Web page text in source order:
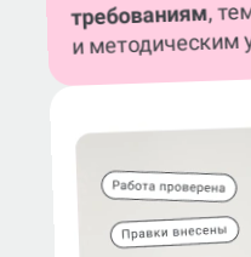
требованиям,
и методическим